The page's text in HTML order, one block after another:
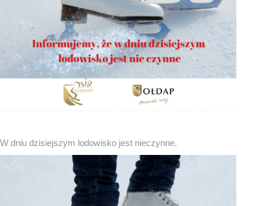
W dniu dzisiejszym lodowisko jest nieczynne.